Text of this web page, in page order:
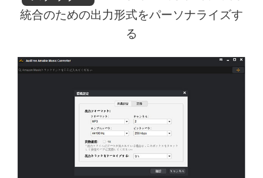
統合のための出力形式をパーソナライズす
る